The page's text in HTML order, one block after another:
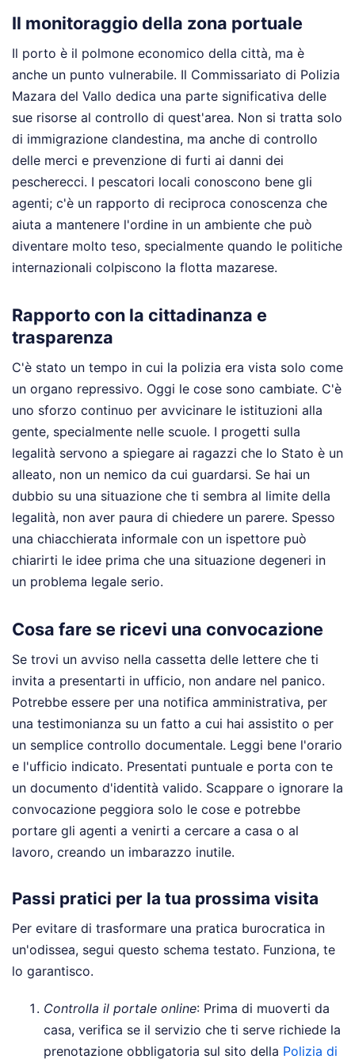
Il monitoraggio della zona portuale
Il porto è il polmone economico della città, ma è
anche un punto vulnerabile. Il Commissariato di Polizia
Mazara del Vallo dedica una parte significativa delle
sue risorse al controllo di quest'area. Non si tratta solo
di immigrazione clandestina, ma anche di controllo
delle merci e prevenzione di furti ai danni dei
pescherecci. I pescatori locali conoscono bene gli
agenti; c'è un rapporto di reciproca conoscenza che
aiuta a mantenere l'ordine in un ambiente che può
diventare molto teso, specialmente quando le politiche
internazionali colpiscono la flotta mazarese.
Rapporto con la cittadinanza e
trasparenza
C'è stato un tempo in cui la polizia era vista solo come
un organo repressivo. Oggi le cose sono cambiate. C'è
uno sforzo continuo per avvicinare le istituzioni alla
gente, specialmente nelle scuole. I progetti sulla
legalità servono a spiegare ai ragazzi che lo Stato è un
alleato, non un nemico da cui guardarsi. Se hai un
dubbio su una situazione che ti sembra al limite della
legalità, non aver paura di chiedere un parere. Spesso
una chiacchierata informale con un ispettore può
chiarirti le idee prima che una situazione degeneri in
un problema legale serio.
Cosa fare se ricevi una convocazione
Se trovi un avviso nella cassetta delle lettere che ti
invita a presentarti in ufficio, non andare nel panico.
Potrebbe essere per una notifica amministrativa, per
una testimonianza su un fatto a cui hai assistito o per
un semplice controllo documentale. Leggi bene l'orario
e l'ufficio indicato. Presentati puntuale e porta con te
un documento d'identità valido. Scappare o ignorare la
convocazione peggiora solo le cose e potrebbe
portare gli agenti a venirti a cercare a casa o al
lavoro, creando un imbarazzo inutile.
Passi pratici per la tua prossima visita
Per evitare di trasformare una pratica burocratica in
un'odissea, segui questo schema testato. Funziona, te
lo garantisco.
Controlla il portale online: Prima di muoverti da
casa, verifica se il servizio che ti serve richiede la
prenotazione obbligatoria sul sito della Polizia di